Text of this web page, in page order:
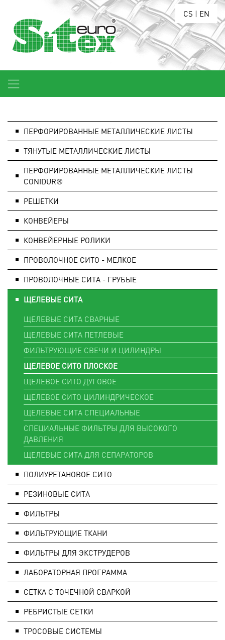
CS | EN
ПЕРФОРИРОВАННЫЕ МЕТАЛЛИЧЕСКИЕ ЛИСТЫ
ТЯНУТЫЕ МЕТАЛЛИЧЕСКИЕ ЛИСТЫ
ПЕРФОРИРОВАННЫЕ МЕТАЛЛИЧЕСКИЕ ЛИСТЫ
CONIDUR®
РЕШЕТКИ
КОНВЕЙЕРЫ
КОНВЕЙЕРНЫЕ РОЛИКИ
ПРОВОЛОЧНОЕ СИТО - МЕЛКОЕ
ПРОВОЛОЧНЫЕ СИТА - ГРУБЫЕ
ЩЕЛЕВЫЕ СИТА
ЩЕЛЕВЫЕ СИТА СВАРНЫЕ
ЩЕЛЕВЫЕ СИТА ПЕТЛЕВЫЕ
ФИЛЬТРУЮЩИЕ СВЕЧИ И ЦИЛИНДРЫ
ЩЕЛЕВОЕ СИТО ПЛОСКОЕ
ЩЕЛЕВОЕ СИТО ДУГОВОЕ
ЩЕЛЕВОЕ СИТО ЦИЛИНДРИЧЕСКОЕ
ЩЕЛЕВЫЕ СИТА СПЕЦИАЛЬНЫЕ
СПЕЦИАЛЬНЫЕ ФИЛЬТРЫ ДЛЯ ВЫСОКОГО
ДАВЛЕНИЯ
ЩЕЛЕВЫЕ СИТА ДЛЯ СЕПАРАТОРОВ
ПОЛИУРЕТАНОВОЕ СИТО
РЕЗИНОВЫЕ СИТА
ФИЛЬТРЫ
ФИЛЬТРУЮЩИЕ ТКАНИ
ФИЛЬТРЫ ДЛЯ ЭКСТРУДЕРОВ
ЛАБОРАТОРНАЯ ПРОГРАММА
СЕТКА С ТОЧЕЧНОЙ СВАРКОЙ
РЕБРИСТЫЕ СЕТКИ
ТРОСОВЫЕ СИСТЕМЫ